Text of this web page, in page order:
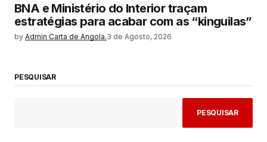
BNA e Ministério do Interior traçam
estratégias para acabar com as “kinguilas”
by Admin Carta de Angola.3 de Agosto, 2026
PESQUISAR
PESQUISAR